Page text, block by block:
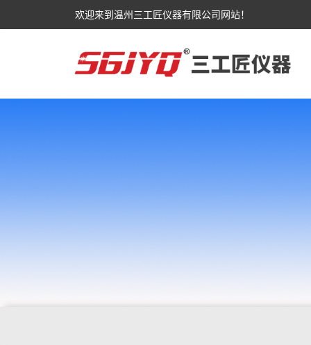
欢迎来到温州三工匠仪器有限公司网站！